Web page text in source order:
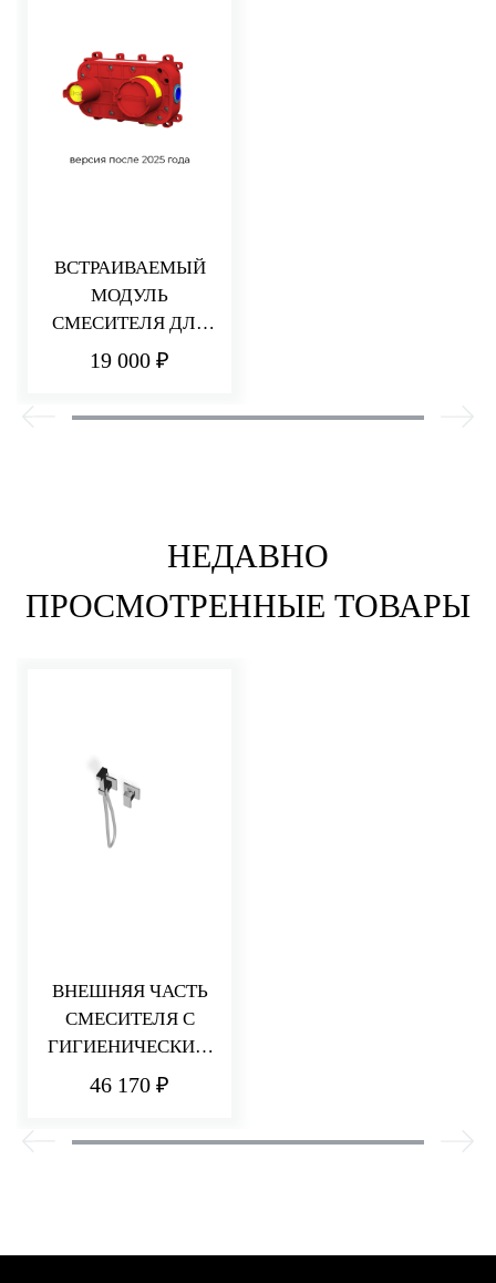
ВСТРАИВАЕМЫЙ
МОДУЛЬ
СМЕСИТЕЛЯ ДЛЯ
РАКОВИНЫ/ДУША
19 000 ₽
НЕДАВНО
ПРОСМОТРЕННЫЕ ТОВАРЫ
ВНЕШНЯЯ ЧАСТЬ
СМЕСИТЕЛЯ С
ГИГИЕНИЧЕСКИМ
ДУШЕМ
46 170 ₽